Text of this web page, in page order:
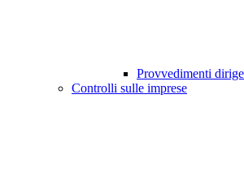
Provvedimenti
Controlli sulle imprese